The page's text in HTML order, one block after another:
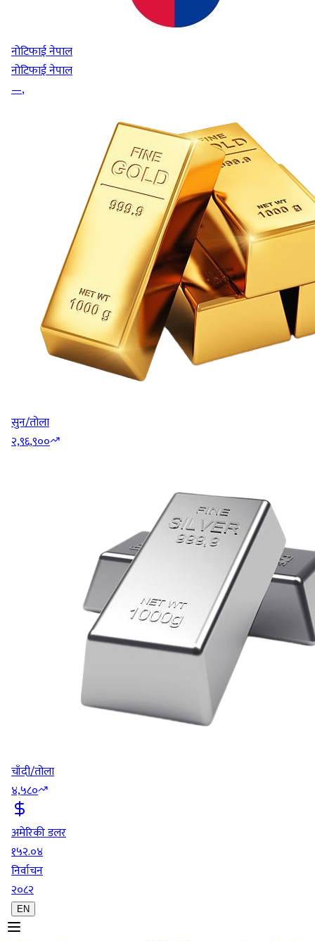
नोटिफाई नेपाल
नोटिफाई नेपाल
—,
सुन/तोला
२,९६,९००
चाँदी/तोला
४,५८०
अमेरिकी डलर
१५२.०४
निर्वाचन
२०८२
EN